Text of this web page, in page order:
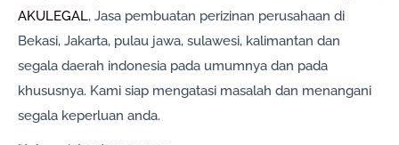
AKULEGAL, Jasa pembuatan perizinan perusahaan di
Bekasi, Jakarta, pulau jawa, sulawesi, kalimantan dan
segala daerah indonesia pada umumnya dan pada
khususnya. Kami siap mengatasi masalah dan menangani
segala keperluan anda.